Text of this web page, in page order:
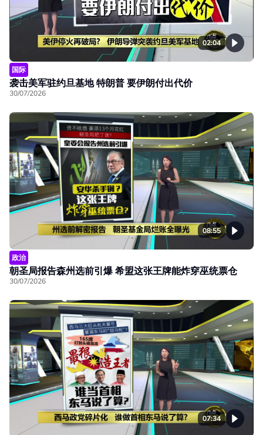
02:04
国际
袭击美军驻约旦基地 特朗普 要伊朗付出代价
30/07/2026
08:55
政治
朝圣局报告森州选前引爆 希盟这张王牌能炸穿巫统票仓
30/07/2026
07:34